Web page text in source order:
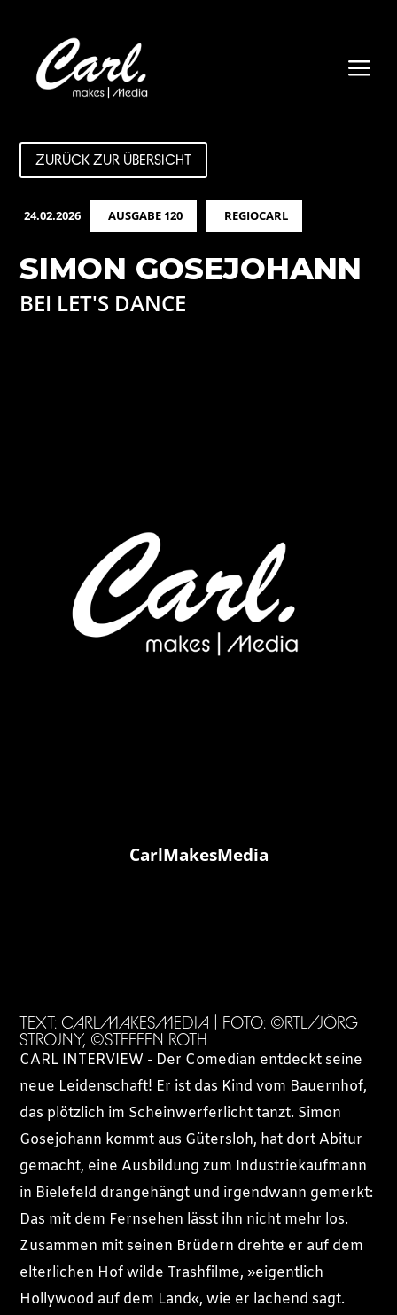
a
ZURÜCK ZUR ÜBERSICHT
24.02.2026 AUSGABE 120 REGIOCARL
SIMON GOSEJOHANN
BEI LET'S DANCE
CarlMakesMedia
TEXT: CARLMAKESMEDIA | FOTO: ©RTL/JÖRG
STROJNY, ©STEFFEN ROTH
CARL INTERVIEW - Der Comedian entdeckt seine
neue Leidenschaft! Er ist das Kind vom Bauernhof,
das plötzlich im Scheinwerferlicht tanzt. Simon
Gosejohann kommt aus Gütersloh, hat dort Abitur
gemacht, eine Ausbildung zum Industriekaufmann
in Bielefeld drangehängt und irgendwann gemerkt:
Das mit dem Fernsehen lässt ihn nicht mehr los.
Zusammen mit seinen Brüdern drehte er auf dem
elterlichen Hof wilde Trashfilme, »eigentlich
Hollywood auf dem Land«, wie er lachend sagt.